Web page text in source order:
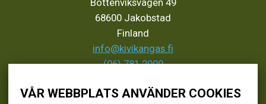
VÅR WEBBPLATS ANVÄNDER COOKIES
Bottenviksvägen 49
68600 Jakobstad
Finland
info@kivikangas.fi
(06) 781 2900